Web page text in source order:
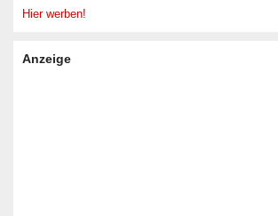
Hier werben!
Anzeige